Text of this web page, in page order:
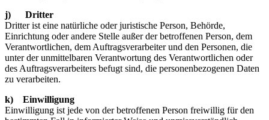
j) Dritter
Dritter ist eine natürliche oder juristische Person, Behörde,
Einrichtung oder andere Stelle außer der betroffenen Person, dem
Verantwortlichen, dem Auftragsverarbeiter und den Personen, die
unter der unmittelbaren Verantwortung des Verantwortlichen oder
des Auftragsverarbeiters befugt sind, die personenbezogenen Daten
zu verarbeiten.
k) Einwilligung
Einwilligung ist jede von der betroffenen Person freiwillig für den